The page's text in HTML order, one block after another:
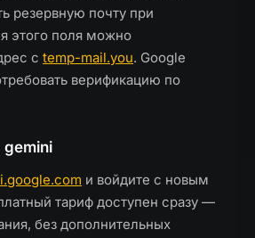
резервную почту при
этого поля можно
с temp-mail.you. Google
верификацию по
gemini
и войдите с новым
тариф доступен сразу —
без дополнительных